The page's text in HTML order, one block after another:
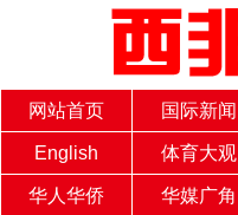
网站首页 国际新闻
English 体育大观
华人华侨 华媒广角